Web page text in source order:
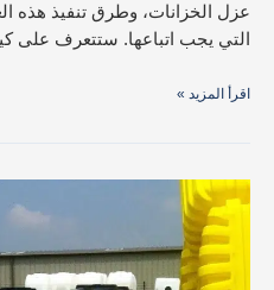
عزل الخزانات، وطرق تنفيذ هذه
التي يجب اتباعها. ستتعرف على
اقرأ المزيد »
أهمية
وطرق
عزل
الخزان